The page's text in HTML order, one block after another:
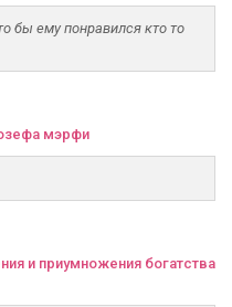
бы ему понравился кто то
мэрфи
и приумножения богатства